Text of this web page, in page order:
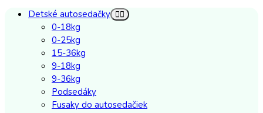
Detské autosedačky
0-18kg
0-25kg
15-36kg
9-18kg
9-36kg
Podsedáky
Fusaky do autosedačiek